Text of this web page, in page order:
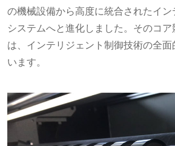
の機械設備から高度に統合されたイ
システムへと進化しました。そのコ
は、インテリジェント制御技術の全
います。